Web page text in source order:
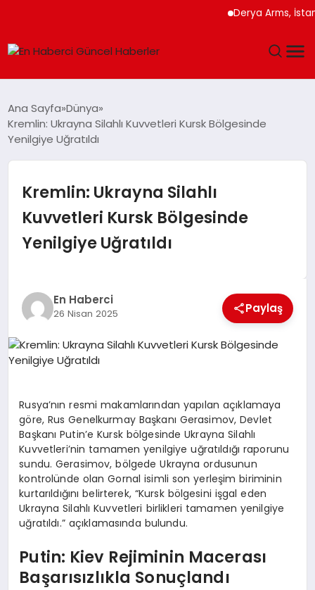
Derya Arms,
SPOR
MAGAZIN
EKONOMI
EĞITIM
Ana Sayfa Dünya
Kremlin: Ukrayna Silahlı Kuvvetleri Kursk Bölgesinde
Yenilgiye Uğratıldı
Kremlin: Ukrayna Silahlı
Kuvvetleri Kursk Bölgesinde
Yenilgiye Uğratıldı
En Haberci
26 Nisan 2025 Paylaş
Rusya’nın resmi makamlarından yapılan açıklamaya
göre, Rus Genelkurmay Başkanı Gerasimov, Devlet
Başkanı Putin’e Kursk bölgesinde Ukrayna Silahlı
Kuvvetleri’nin tamamen yenilgiye uğratıldığı raporunu
sundu. Gerasimov, bölgede Ukrayna ordusunun
kontrolünde olan Gornal isimli son yerleşim biriminin
kurtarıldığını belirterek, “Kursk bölgesini işgal eden
Ukrayna Silahlı Kuvvetleri birlikleri tamamen yenilgiye
uğratıldı.” açıklamasında bulundu.
Putin: Kiev Rejiminin Macerası
Başarısızlıkla Sonuçlandı